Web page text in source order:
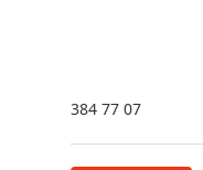
384 77 07